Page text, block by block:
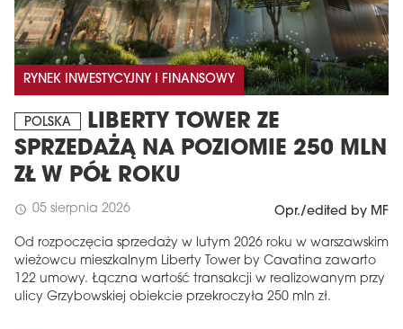
RYNEK INWESTYCYJNY I FINANSOWY
POLSKA
LIBERTY TOWER ZE
SPRZEDAŻĄ NA POZIOMIE 250 MLN
ZŁ W PÓŁ ROKU
schedule 05 sierpnia 2026 Opr./edited by MF
Od rozpoczęcia sprzedaży w lutym 2026 roku w warszawskim
wieżowcu mieszkalnym Liberty Tower by Cavatina zawarto
122 umowy. Łączna wartość transakcji w realizowanym przy
ulicy Grzybowskiej obiekcie przekroczyła 250 mln zł.